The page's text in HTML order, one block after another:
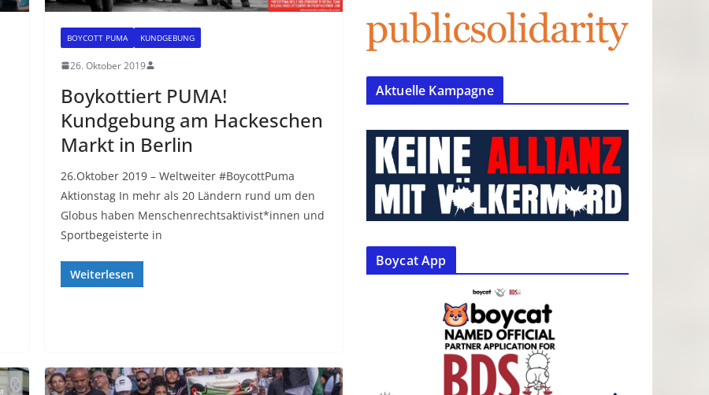
BOYCOTT PUMA KUNDGEBUNG
26. Oktober 2019
Boykottiert PUMA!
Kundgebung am Hackeschen
Markt in Berlin
26.Oktober 2019 – Weltweiter #BoycottPuma
Aktionstag In mehr als 20 Ländern rund um den
Globus haben Menschenrechtsaktivist*innen und
Sportbegeisterte in
Weiterlesen
Aktuelle Kampagne
Boycat App